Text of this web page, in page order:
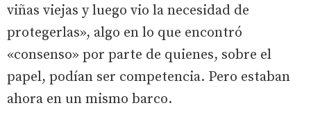
viñas viejas y luego vio la necesidad de
protegerlas», algo en lo que encontró
«consenso» por parte de quienes, sobre el
papel, podían ser competencia. Pero estaban
ahora en un mismo barco.